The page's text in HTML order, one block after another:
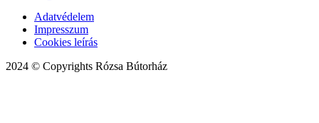
Adatvédelem
Impresszum
Cookies leírás
2024 © Copyrights Rózsa Bútorház